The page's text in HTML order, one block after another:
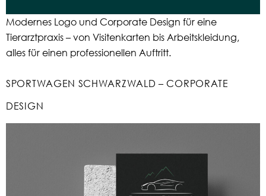
Modernes Logo und Corporate Design für eine
Tierarztpraxis – von Visitenkarten bis Arbeitskleidung,
alles für einen professionellen Auftritt.
SPORTWAGEN SCHWARZWALD – CORPORATE
DESIGN